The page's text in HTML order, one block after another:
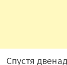
Спустя